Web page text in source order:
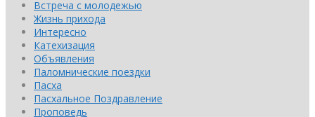
Встреча с молодежью
Жизнь прихода
Интересно
Катехизация
Объявления
Паломнические поездки
Пасха
Пасхальное Поздравление
Проповедь